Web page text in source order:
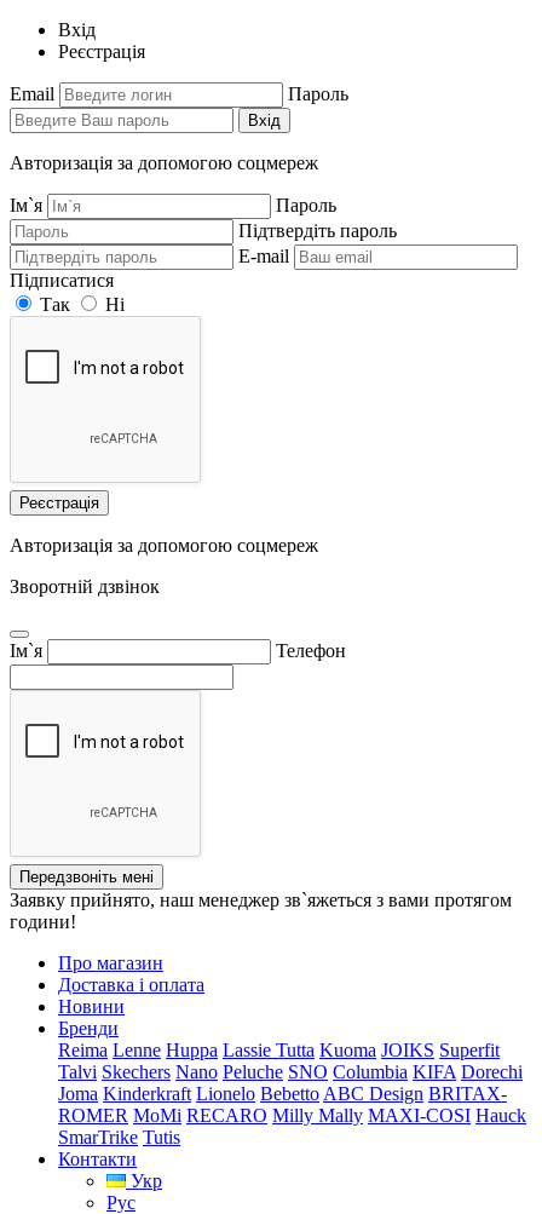
Вхід
Реєстрація
Email Пароль
Вхід
Авторизація за допомогою соцмереж
Ім`я
Пароль
Підтвердіть пароль
E-mail
Підписатися
Так
Ні
Реєстрація
Авторизація за допомогою соцмереж
Зворотній дзвінок
Ім`я Телефон
Передзвоніть мені
Заявку прийнято, наш менеджер зв`яжеться з вами протягом
години!
Про магазин
Доставка і оплата
Новини
Бренди
Reima Lenne Huppa Lassie Tutta Kuoma JOIKS Superfit
Talvi Skechers Nano Peluche SNO Columbia KIFA Dorechi
Joma Kinderkraft Lionelo Bebetto ABC Design BRITAX-
ROMER MoMi RECARO Milly Mally MAXI-COSI Hauck
SmarTrike Tutis
Контакти
Укр
Рус